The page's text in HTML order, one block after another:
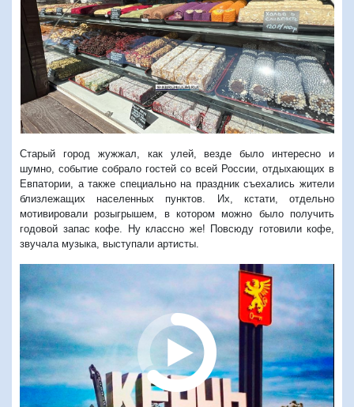
Предыдущий
Старый город жужжал, как улей, везде было интересно и
шумно, событие собрало гостей со всей России, отдыхающих в
Евпатории, а также специально на праздник съехались жители
близлежащих населенных пунктов. Их, кстати, отдельно
мотивировали розыгрышем, в котором можно было получить
годовой запас кофе. Ну классно же! Повсюду готовили кофе,
звучала музыка, выступали артисты.